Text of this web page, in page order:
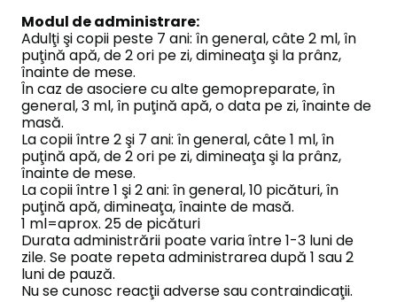
Modul de administrare:
Adulţi şi copii peste 7 ani: în general, câte 2 ml, în
puţină apă, de 2 ori pe zi, dimineaţa şi la prânz,
înainte de mese.
În caz de asociere cu alte gemopreparate, în
general, 3 ml, în puţină apă, o data pe zi, înainte de
masă.
La copii între 2 şi 7 ani: în general, câte 1 ml, în
puţină apă, de 2 ori pe zi, dimineaţa şi la prânz,
înainte de mese.
La copii între 1 şi 2 ani: în general, 10 picături, în
puţină apă, dimineaţa, înainte de masă.
1 ml=aprox. 25 de picături
Durata administrării poate varia între 1-3 luni de
zile. Se poate repeta administrarea după 1 sau 2
luni de pauză.
Nu se cunosc reacţii adverse sau contraindicaţii.